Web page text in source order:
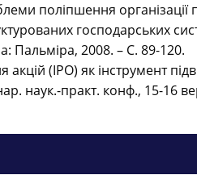
поліпшення
господарських
Пальміра, 2008. – С. 89-120.
(IPO) як інструмент
наук.-практ. конф., 15-16